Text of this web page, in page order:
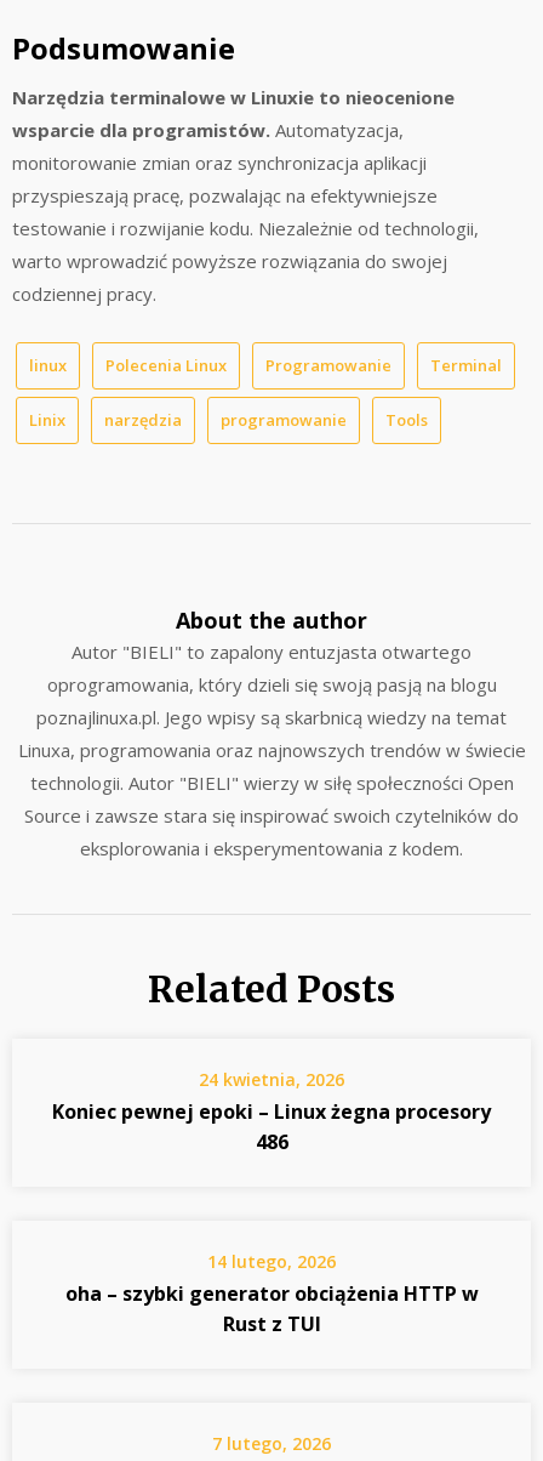
Podsumowanie
Narzędzia terminalowe w Linuxie to nieocenione
wsparcie dla programistów. Automatyzacja,
monitorowanie zmian oraz synchronizacja aplikacji
przyspieszają pracę, pozwalając na efektywniejsze
testowanie i rozwijanie kodu. Niezależnie od technologii,
warto wprowadzić powyższe rozwiązania do swojej
codziennej pracy.
linux Polecenia Linux Programowanie Terminal
Linix narzędzia programowanie Tools
About the author
Autor "BIELI" to zapalony entuzjasta otwartego
oprogramowania, który dzieli się swoją pasją na blogu
poznajlinuxa.pl. Jego wpisy są skarbnicą wiedzy na temat
Linuxa, programowania oraz najnowszych trendów w świecie
technologii. Autor "BIELI" wierzy w siłę społeczności Open
Source i zawsze stara się inspirować swoich czytelników do
eksplorowania i eksperymentowania z kodem.
Related Posts
24 kwietnia, 2026
Koniec pewnej epoki – Linux żegna procesory
486
14 lutego, 2026
oha – szybki generator obciążenia HTTP w
Rust z TUI
7 lutego, 2026